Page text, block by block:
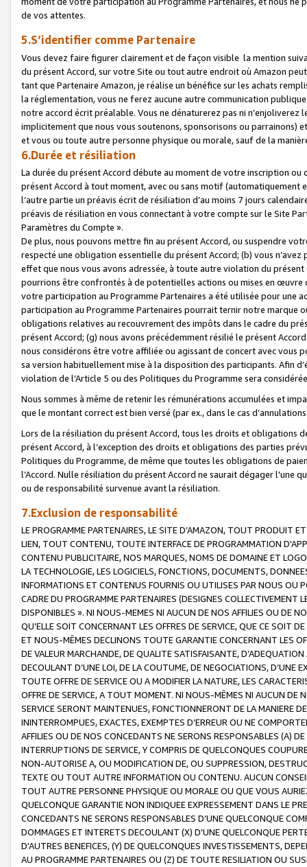
de vos attentes.
5.S’identifier comme Partenaire
Vous devez faire figurer clairement et de façon visible la mention
du présent Accord, sur votre Site ou tout autre endroit où Amazon
tant que Partenaire Amazon, je réalise un bénéfice sur les achats
la réglementation, vous ne ferez aucune autre communication
notre accord écrit préalable. Vous ne dénaturerez pas ni
implicitement que nous vous soutenons, sponsorisons ou parrainons)
et vous ou toute autre personne physique ou morale, sauf de la
6.Durée et résiliation
La durée du présent Accord débute au moment de votre inscription
présent Accord à tout moment, avec ou sans motif (automatiquement
l’autre partie un préavis écrit de résiliation d’au moins 7 jours
préavis de résiliation en vous connectant à votre compte sur le Site
Paramètres du Compte ».
De plus, nous pouvons mettre fin au présent Accord, ou suspendre
respecté une obligation essentielle du présent Accord; (b) vous
effet que nous vous avons adressée, à toute autre violation du
pourrions être confrontés à de potentielles actions ou mises en
votre participation au Programme Partenaires a été utilisée pour une
participation au Programme Partenaires pourrait ternir notre marque
obligations relatives au recouvrement des impôts dans le cadre du
présent Accord; (g) nous avons précédemment résilié le présent
nous considérons être votre affiliée ou agissant de concert avec vous
sa version habituellement mise à la disposition des participants. Afin
violation de l’Article 5 ou des Politiques du Programme sera
Nous sommes à même de retenir les rémunérations accumulées et
que le montant correct est bien versé (par ex., dans le cas
Lors de la résiliation du présent Accord, tous les droits et obligations
présent Accord, à l’exception des droits et obligations des parties
Politiques du Programme, de même que toutes les obligations de
l’Accord. Nulle résiliation du présent Accord ne saurait dégager l'une
ou de responsabilité survenue avant la résiliation.
7.Exclusion de responsabilité
LE PROGRAMME PARTENAIRES, LE SITE D’AMAZON, TOUT PRODUIT
LIEN, TOUT CONTENU, TOUTE INTERFACE DE PROGRAMMATION
CONTENU PUBLICITAIRE, NOS MARQUES, NOMS DE DOMAINE ET
LA TECHNOLOGIE, LES LOGICIELS, FONCTIONS, DOCUMENTS,
INFORMATIONS ET CONTENUS FOURNIS OU UTILISES PAR NOUS OU
CADRE DU PROGRAMME PARTENAIRES (DESIGNES COLLECTIVEMENT
DISPONIBLES ». NI NOUS-MEMES NI AUCUN DE NOS AFFILIES OU DE
QU’ELLE SOIT CONCERNANT LES OFFRES DE SERVICE, QUE CE SOIT
ET NOUS-MÊMES DECLINONS TOUTE GARANTIE CONCERNANT LES
DE VALEUR MARCHANDE, DE QUALITE SATISFAISANTE,
DECOULANT D’UNE LOI, DE LA COUTUME, DE NEGOCIATIONS, D’UNE
TOUTE OFFRE DE SERVICE OU A MODIFIER LA NATURE, LES
OFFRE DE SERVICE, A TOUT MOMENT. NI NOUS-MÊMES NI AUCUN DE
SERVICE SERONT MAINTENUES, FONCTIONNERONT DE LA MANIERE
ININTERROMPUES, EXACTES, EXEMPTES D’ERREUR OU NE
AFFILIES OU DE NOS CONCEDANTS NE SERONS RESPONSABLES (A)
INTERRUPTIONS DE SERVICE, Y COMPRIS DE QUELCONQUES
NON-AUTORISE A, OU MODIFICATION DE, OU SUPPRESSION,
TEXTE OU TOUT AUTRE INFORMATION OU CONTENU. AUCUN
TOUT AUTRE PERSONNE PHYSIQUE OU MORALE OU QUE VOUS
QUELCONQUE GARANTIE NON INDIQUEE EXPRESSEMENT DANS LE
CONCEDANTS NE SERONS RESPONSABLES D’UNE QUELCONQUE
DOMMAGES ET INTERETS DECOULANT (X) D'UNE QUELCONQUE
D'AUTRES BENEFICES, (Y) DE QUELCONQUES INVESTISSEMENTS,
AU PROGRAMME PARTENAIRES OU (Z) DE TOUTE RESILIATION OU